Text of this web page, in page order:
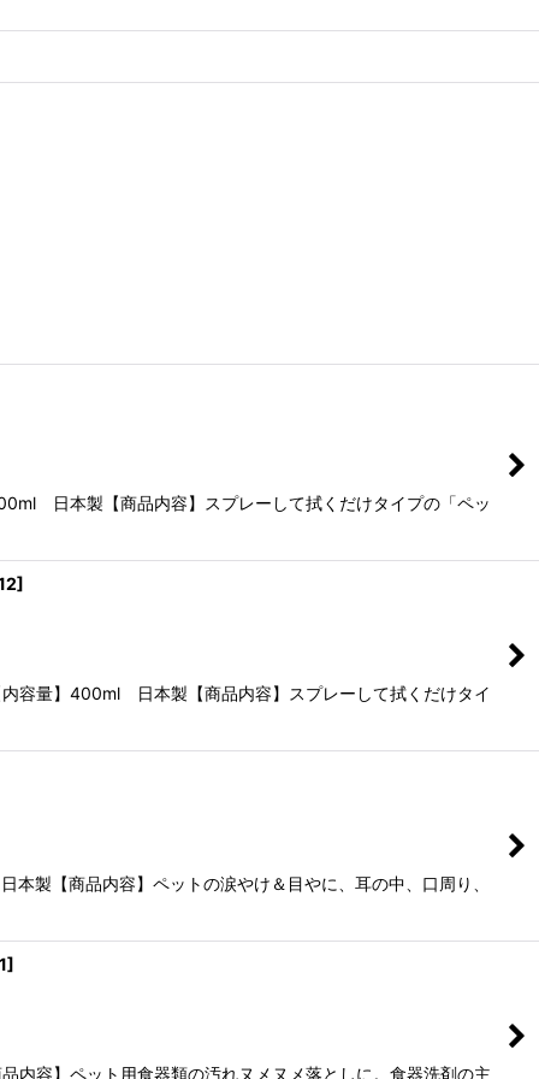
日本製【商品内容】スプレーして拭くだけタイプの「ペッ
]
内容量】400ml 日本製【商品内容】スプレーして拭くだけタイ
製【商品内容】ペットの涙やけ＆目やに、耳の中、口周り、
]
内容】ペット用食器類の汚れヌメヌメ落としに。食器洗剤の主